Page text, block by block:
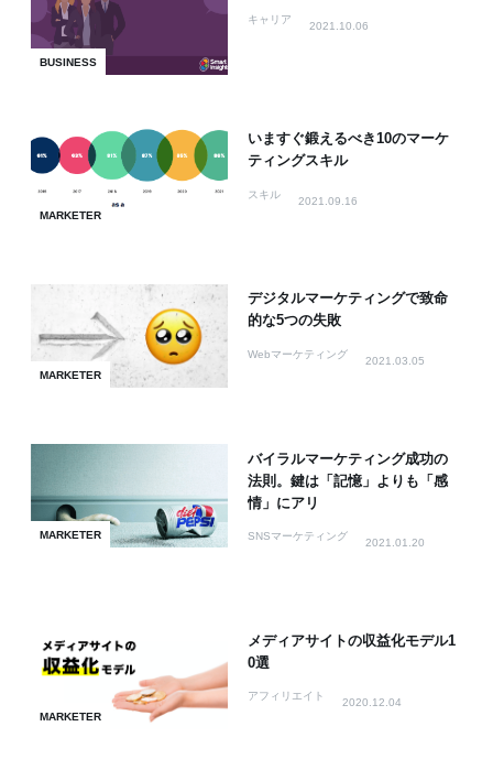
BUSINESS
キャリア
2021.10.06
MARKETER
いますぐ鍛えるべき10のマーケ
ティングスキル
スキル
2021.09.16
MARKETER
デジタルマーケティングで致命
的な5つの失敗
Webマーケティング
2021.03.05
MARKETER
バイラルマーケティング成功の
法則。鍵は「記憶」よりも「感
情」にアリ
SNSマーケティング
2021.01.20
MARKETER
メディアサイトの収益化モデル1
0選
アフィリエイト
2020.12.04